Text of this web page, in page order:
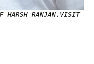
HARSH RANJAN.VISIT